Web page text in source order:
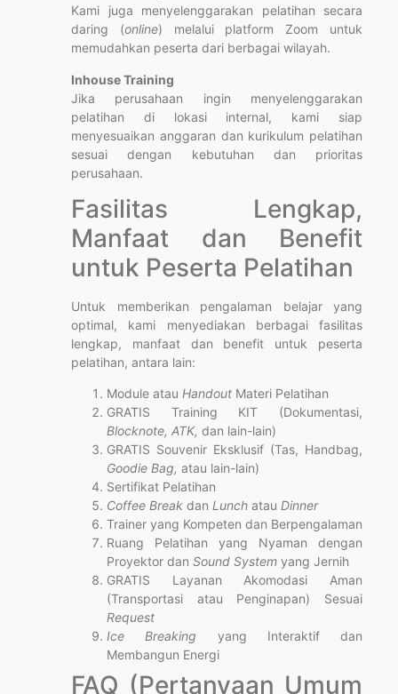
Kami juga menyelenggarakan pelatihan secara
daring (online) melalui platform Zoom untuk
memudahkan peserta dari berbagai wilayah.
Inhouse Training
Jika perusahaan ingin menyelenggarakan
pelatihan di lokasi internal, kami siap
menyesuaikan anggaran dan kurikulum pelatihan
sesuai dengan kebutuhan dan prioritas
perusahaan.
Fasilitas Lengkap,
Manfaat dan Benefit
untuk Peserta Pelatihan
Untuk memberikan pengalaman belajar yang
optimal, kami menyediakan berbagai fasilitas
lengkap, manfaat dan benefit untuk peserta
pelatihan, antara lain:
Module atau Handout Materi Pelatihan
GRATIS Training KIT (Dokumentasi,
Blocknote, ATK, dan lain-lain)
GRATIS Souvenir Eksklusif (Tas, Handbag,
Goodie Bag, atau lain-lain)
Sertifikat Pelatihan
Coffee Break dan Lunch atau Dinner
Trainer yang Kompeten dan Berpengalaman
Ruang Pelatihan yang Nyaman dengan
Proyektor dan Sound System yang Jernih
GRATIS Layanan Akomodasi Aman
(Transportasi atau Penginapan) Sesuai
Request
Ice Breaking yang Interaktif dan
Membangun Energi
FAQ (Pertanyaan Umum